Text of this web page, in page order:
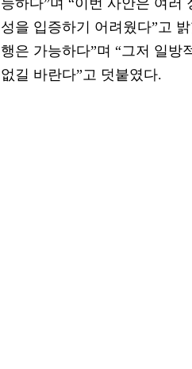
능하다”며 “이번 사안은 여러
성을 입증하기 어려웠다”고
행은 가능하다”며 “그저 일방
없길 바란다”고 덧붙였다.